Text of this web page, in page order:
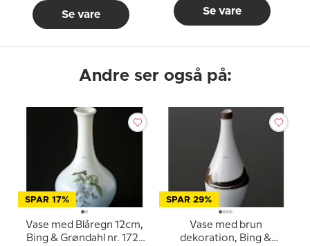
Se vare Se vare
Andre ser også på:
SPAR 17%
Vase med Blåregn 12cm,
Bing & Grøndahl nr. 172-
SPAR 29%
Vase med brun
dekoration, Bing &